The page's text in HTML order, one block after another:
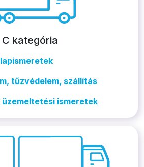
C kategória
tűzvédelem, szállítás
ismeretek